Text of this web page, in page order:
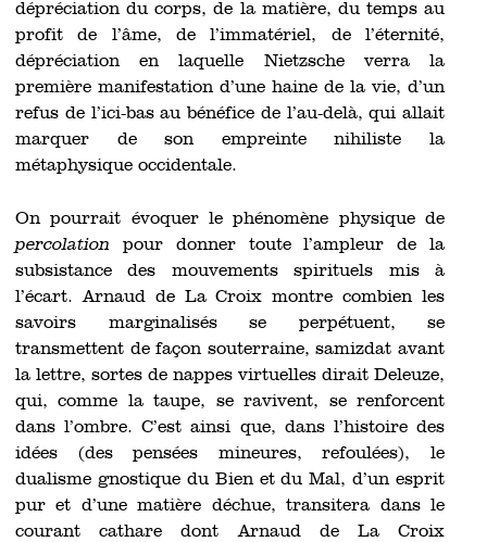
dépréciation du corps, de la matière, du temps au
profit de l’âme, de l’immatériel, de l’éternité,
dépréciation en laquelle Nietzsche verra la
première manifestation d’une haine de la vie, d’un
refus de l’ici-bas au bénéfice de l’au-delà, qui allait
marquer de son empreinte nihiliste la
métaphysique occidentale.
On pourrait évoquer le phénomène physique de
percolation pour donner toute l’ampleur de la
subsistance des mouvements spirituels mis à
l’écart. Arnaud de La Croix montre combien les
savoirs marginalisés se perpétuent, se
transmettent de façon souterraine, samizdat avant
la lettre, sortes de nappes virtuelles dirait Deleuze,
qui, comme la taupe, se ravivent, se renforcent
dans l’ombre. C’est ainsi que, dans l’histoire des
idées (des pensées mineures, refoulées), le
dualisme gnostique du Bien et du Mal, d’un esprit
pur et d’une matière déchue, transitera dans le
courant cathare dont Arnaud de La Croix